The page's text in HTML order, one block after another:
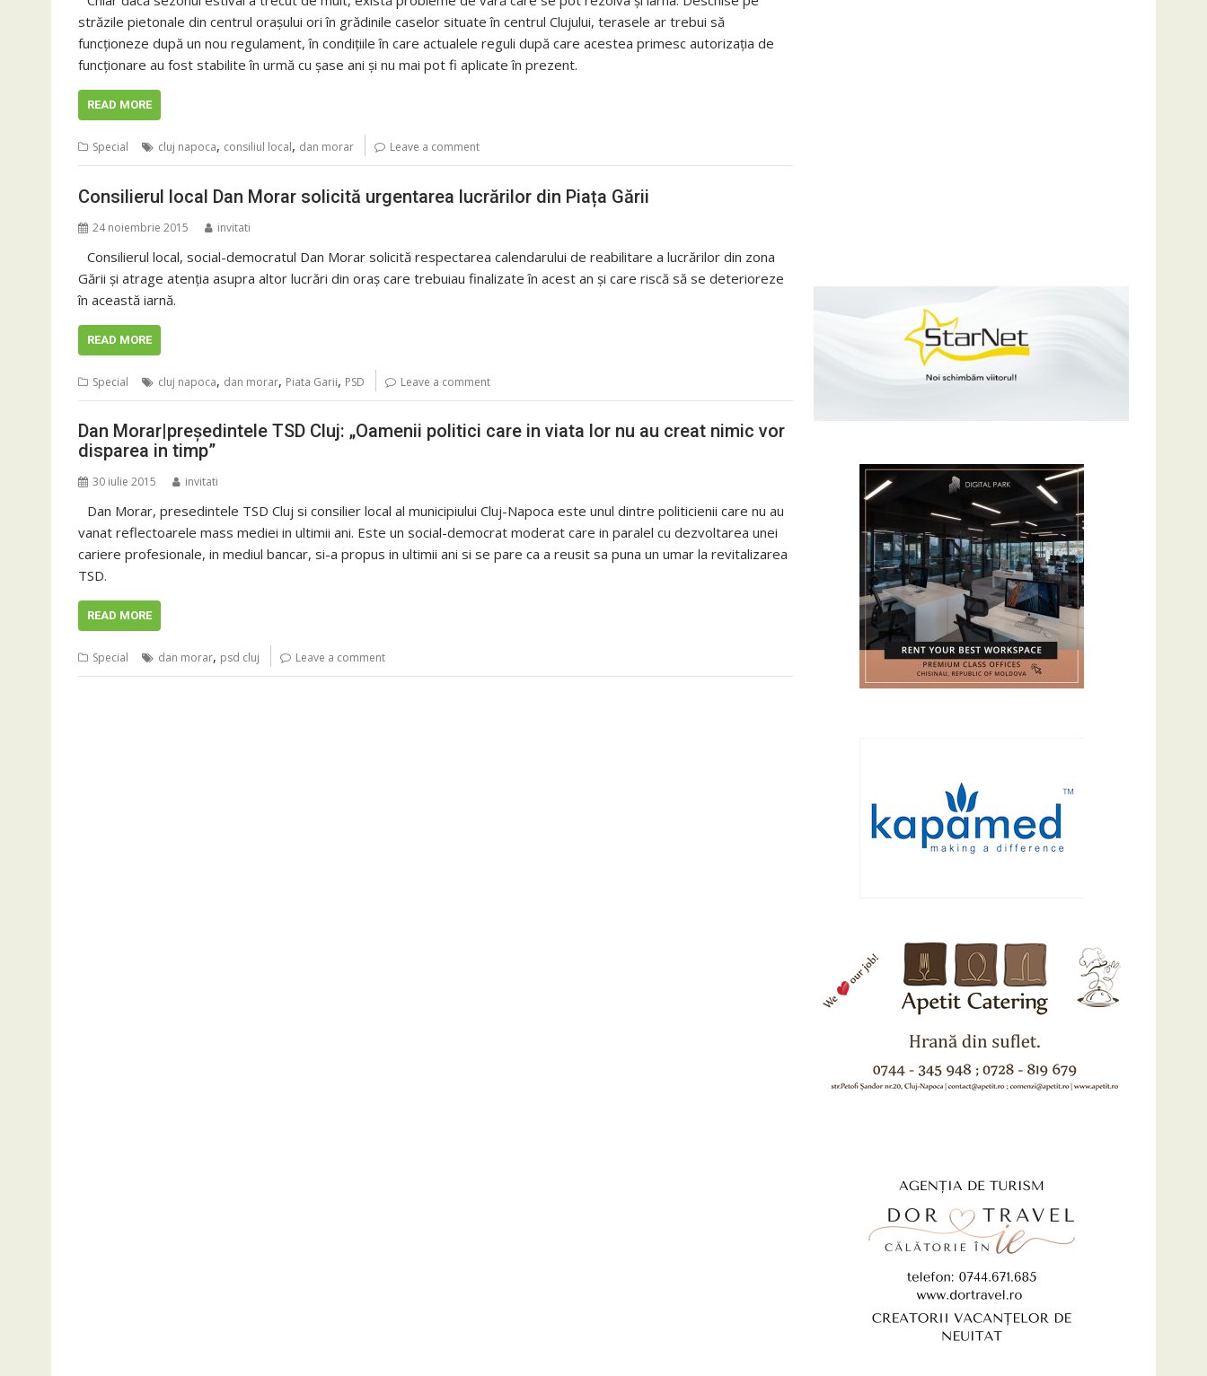
străzile pietonale din centrul oraşului ori în grădinile caselor situate în centrul Clujului, terasele ar trebui să
funcţioneze după un nou regulament, în condițiile în care actualele reguli după care acestea primesc autorizaţia de
funcţionare au fost stabilite în urmă cu şase ani şi nu mai pot fi aplicate în prezent.
READ MORE
Special cluj napoca, consiliul local, dan morar Leave a comment
Consilierul local Dan Morar solicită urgentarea lucrărilor din Piața Gării
24 noiembrie 2015 invitati
Consilierul local, social-democratul Dan Morar solicită respectarea calendarului de reabilitare a lucrărilor din zona
Gării și atrage atenția asupra altor lucrări din oraș care trebuiau finalizate în acest an și care riscă să se deterioreze
în această iarnă.
READ MORE
Special cluj napoca, dan morar, Piata Garii, PSD Leave a comment
Dan Morar|președintele TSD Cluj: „Oamenii politici care in viata lor nu au creat nimic vor
disparea in timp”
30 iulie 2015 invitati
Dan Morar, presedintele TSD Cluj si consilier local al municipiului Cluj-Napoca este unul dintre politicienii care nu au
vanat reflectoarele mass mediei in ultimii ani. Este un social-democrat moderat care in paralel cu dezvoltarea unei
cariere profesionale, in mediul bancar, si-a propus in ultimii ani si se pare ca a reusit sa puna un umar la revitalizarea
TSD.
READ MORE
Special dan morar, psd cluj Leave a comment